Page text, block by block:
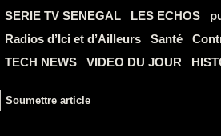
SERIE TV SENEGAL
LES ECHOS
Radios d’Ici et d’Ailleurs
Santé
TECH NEWS
VIDEO DU JOUR
Soumettre article